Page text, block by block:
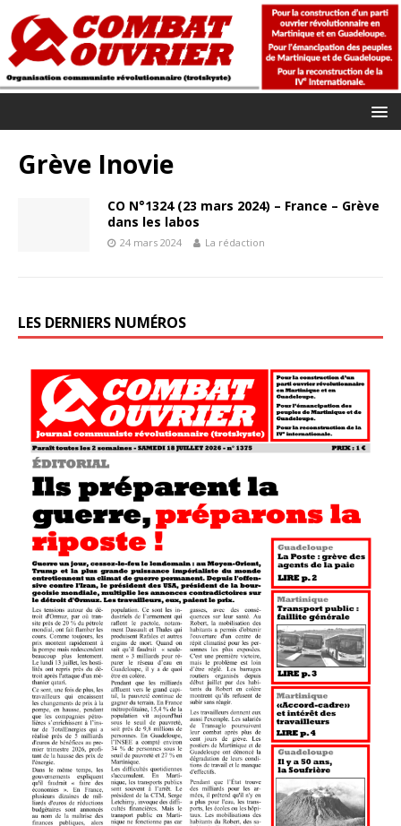
Grève Inovie
CO N°1324 (23 mars 2024) – France – Grève
dans les labos
24 mars 2024 La rédaction
LES DERNIERS NUMÉROS